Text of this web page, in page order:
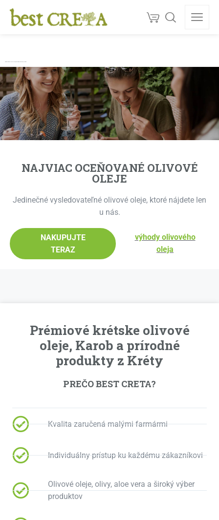
Kvalita z Kréty
NAJVIAC OCEŇOVANÉ OLIVOVÉ
OLEJE
Jedinečné vysledovateľné olivové oleje, ktoré nájdete len
u nás.
NAKUPUJTE
TERAZ
výhody olivového
oleja
Prémiové krétske olivové
oleje, Karob a prírodné
produkty z Kréty
PREČO BEST CRETA?
Kvalita zaručená malými farmármi
Individuálny prístup ku každému zákazníkovi
Olivové oleje, olivy, aloe vera a široký výber
produktov